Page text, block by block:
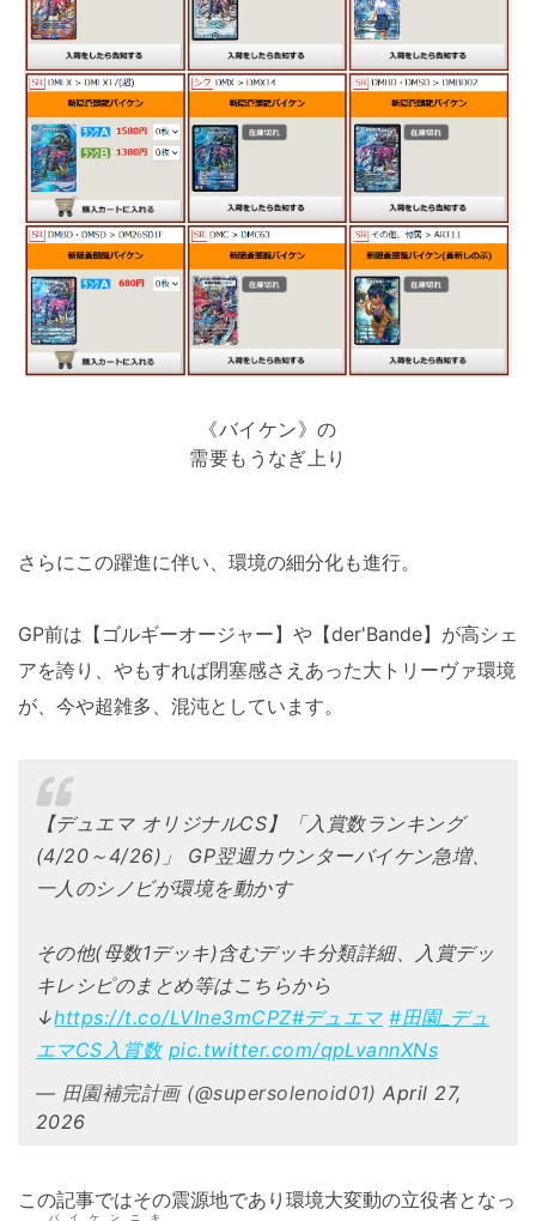
《バイケン》の
需要もうなぎ上り
さらにこの躍進に伴い、環境の細分化も進行。
GP前は【ゴルギーオージャー】や【der'Bande】が高シェ
アを誇り、やもすれば閉塞感さえあった大トリーヴァ環境
が、今や超雑多、混沌としています。
【デュエマ オリジナルCS】「入賞数ランキング
(4/20～4/26)」 GP翌週カウンターバイケン急増、
一人のシノビが環境を動かす
その他(母数1デッキ)含むデッキ分類詳細、入賞デッ
キレシピのまとめ等はこちらから
↓https://t.co/LVIne3mCPZ#デュエマ #田園_デュ
エマCS入賞数 pic.twitter.com/qpLvannXNs
— 田園補完計画 (@supersolenoid01)April 27,
2026
この記事ではその震源地であり環境大変動の立役者となっ
バイケンニキ